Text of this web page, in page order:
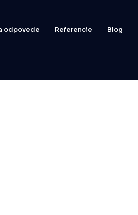
odpovede Referencie Blog